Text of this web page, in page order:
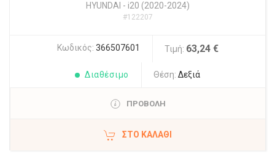
HYUNDAI - i20 (2020-2024)
#122207
Κωδικός: 366507601 Τιμή: 63,24 €
Διαθέσιμο Θέση: Δεξιά
ΠΡΟΒΟΛΗ
ΣΤΟ ΚΑΛΆΘΙ